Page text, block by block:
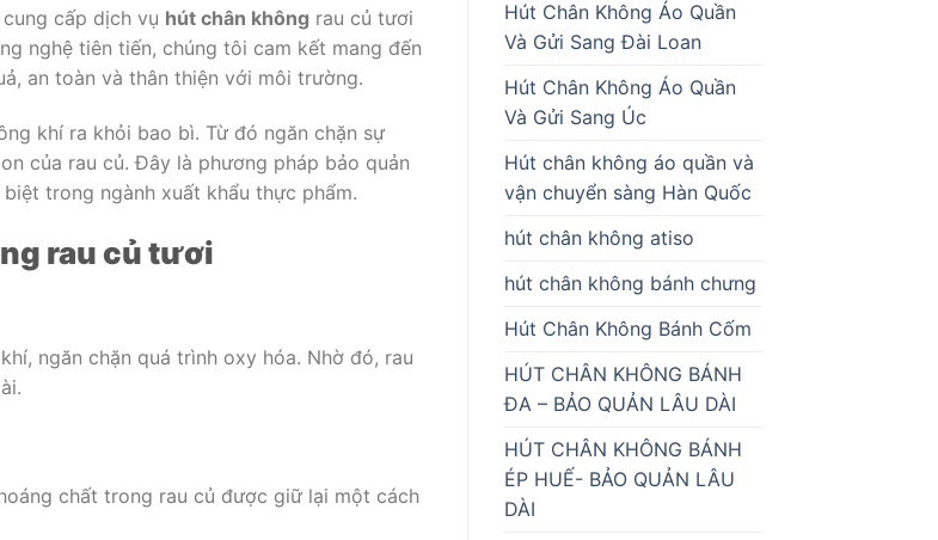
cấp dịch vụ hút chân không rau củ tươi
nghệ tiên tiến, chúng tôi cam kết mang đến
an toàn và thân thiện với môi trường.
khí ra khỏi bao bì. Từ đó ngăn chặn sự
của rau củ. Đây là phương pháp bảo quản
trong ngành xuất khẩu thực phẩm.
rau củ tươi
ngăn chặn quá trình oxy hóa. Nhờ đó, rau
chất trong rau củ được giữ lại một cách
Hút Chân Không Áo Quần
Và Gửi Sang Đài Loan
Hút Chân Không Áo Quần
Và Gửi Sang Úc
Hút chân không áo quần và
vận chuyển sàng Hàn Quốc
hút chân không atiso
hút chân không bánh chưng
Hút Chân Không Bánh Cốm
HÚT CHÂN KHÔNG BÁNH
ĐA – BẢO QUẢN LÂU DÀI
HÚT CHÂN KHÔNG BÁNH
ÉP HUẾ- BẢO QUẢN LÂU
DÀI